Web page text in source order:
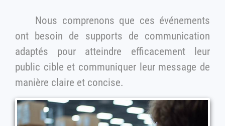
Nous comprenons que ces événements
ont besoin de supports de communication
adaptés pour atteindre efficacement leur
public cible et communiquer leur message de
manière claire et concise.